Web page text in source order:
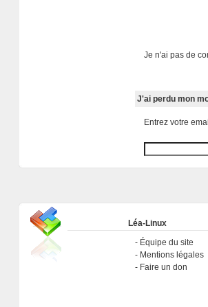
Je n'ai pas de
J'ai perdu mon
Entrez votre
Léa-Linux
Équipe du site
Mentions légales
Faire un don